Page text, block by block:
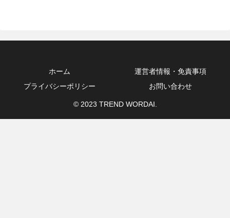
ホーム
運営者情報・免責事項
プライバシーポリシー
お問い合わせ
© 2023 TREND WORDAI.